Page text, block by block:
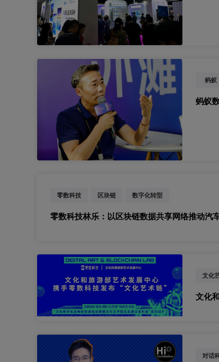
蚂蚁
蚂蚁
零数科技 区块链 数字化转型
零数科技林乐：以区块链数据共享网络推动汽
文化
文化
对话